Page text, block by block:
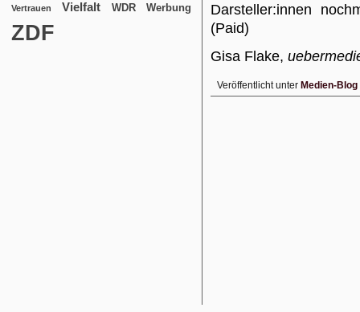
Vertrauen Vielfalt WDR Werbung
ZDF
Darsteller:innen
(Paid)
Gisa Flake,
Veröffentlicht unter Medien-Blog